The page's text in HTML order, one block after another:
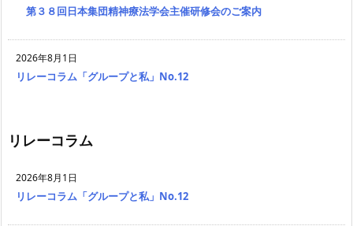
第３８回日本集団精神療法学会主催研修会のご案内
2026年8月1日
リレーコラム「グループと私」No.12
リレーコラム
2026年8月1日
リレーコラム「グループと私」No.12